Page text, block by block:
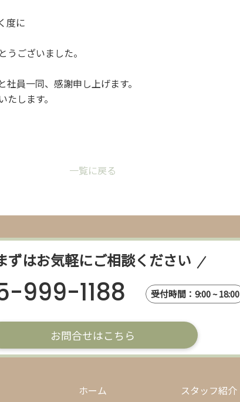
度に
ございました。
員一同、感謝申し上げます。
します。
一覧に戻る
ずはお気軽にご相談ください
999-1188 受付時間：9:00 ~ 18:00
お問合せはこちら
ホーム スタッフ紹介